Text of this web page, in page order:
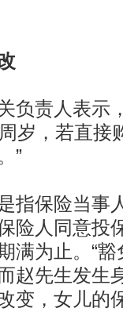
责人表示
岁，若直接
”
保险当事
险人同意投
满为止。“
赵先生发生
变，女儿的